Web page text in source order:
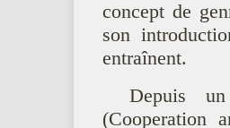
concept de
son
entraînent.
Depuis
(Cooperation